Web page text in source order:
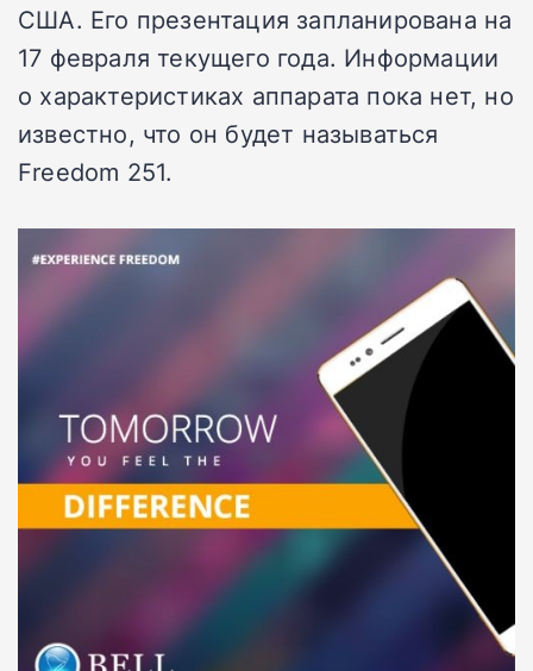
США. Его презентация запланирована на
17 февраля текущего года. Информации
о характеристиках аппарата пока нет, но
известно, что он будет называться
Freedom 251.